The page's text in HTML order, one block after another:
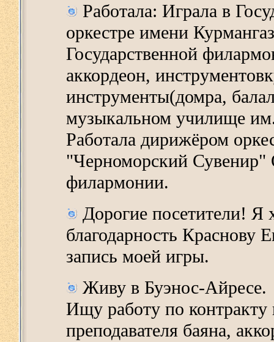
Работала: Играла в
оркестре имени
Государственной
аккордеон,
инструменты(домра,
музыкальном училище
Работала дирижёром
"Черноморский Сувенир"
филармонии.
Дорогие посетители! Я
благодарность Краснову
запись моей игры.
Живу в Буэнос-Айресе.
Ищу работу по контракту
преподавателя баяна,